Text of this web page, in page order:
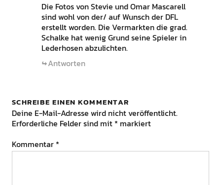
Die Fotos von Stevie und Omar Mascarell
sind wohl von der/ auf Wunsch der DFL
erstellt worden. Die Vermarkten die grad.
Schalke hat wenig Grund seine Spieler in
Lederhosen abzulichten.
Antworten
SCHREIBE EINEN KOMMENTAR
Deine E-Mail-Adresse wird nicht veröffentlicht.
Erforderliche Felder sind mit * markiert
Kommentar *